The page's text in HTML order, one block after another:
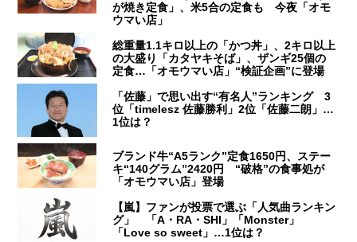
が焼き定食」、米5合の定食も 今夜「オモ
ウマい店」
総重量1.1キロ以上の「かつ丼」、2キロ以上
の大盛り「カタヤキそば」、ザンギ25個の
定食…「オモウマい店」“検証企画”に登場
「佐藤」で思い出す“有名人”ランキング 3
位「timelesz 佐藤勝利」2位「佐藤二朗」…
1位は？
ブランド牛“A5ランク”定食1650円、ステー
キ“140グラム”2420円 “破格”の食事処が
「オモウマい店」登場
【嵐】ファンが投票で選ぶ「人気曲ランキン
グ」 「A・RA・SHI」「Monster」
「Love so sweet」…1位は？